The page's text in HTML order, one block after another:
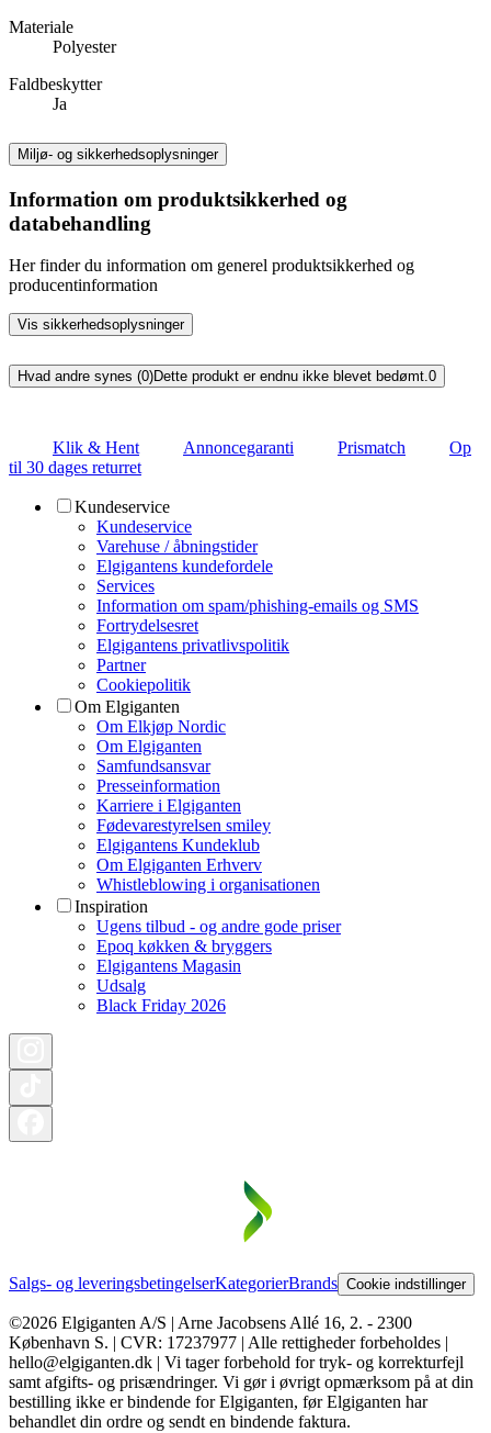
Materiale
Polyester
Faldbeskytter
Ja
Miljø- og sikkerhedsoplysninger
Information om produktsikkerhed og
databehandling
Her finder du information om generel produktsikkerhed og
producentinformation
Vis sikkerhedsoplysninger
Hvad andre synes (0)Dette produkt er endnu ikke blevet bedømt.0
Klik & Hent Annoncegaranti Prismatch
Op
til 30 dages returret
Kundeservice
Kundeservice
Varehuse / åbningstider
Elgigantens kundefordele
Services
Information om spam/phishing-emails og SMS
Fortrydelsesret
Elgigantens privatlivspolitik
Partner
Cookiepolitik
Om Elgiganten
Om Elkjøp Nordic
Om Elgiganten
Samfundsansvar
Presseinformation
Karriere i Elgiganten
Fødevarestyrelsen smiley
Elgigantens Kundeklub
Om Elgiganten Erhverv
Whistleblowing i organisationen
Inspiration
Ugens tilbud - og andre gode priser
Epoq køkken & bryggers
Elgigantens Magasin
Udsalg
Black Friday 2026
Salgs- og leveringsbetingelserKategorierBrands Cookie indstillinger
©2026 Elgiganten A/S | Arne Jacobsens Allé 16, 2. - 2300
København S. | CVR: 17237977 | Alle rettigheder forbeholdes |
hello@elgiganten.dk | Vi tager forbehold for tryk- og korrekturfejl
samt afgifts- og prisændringer. Vi gør i øvrigt opmærksom på at din
bestilling ikke er bindende for Elgiganten, før Elgiganten har
behandlet din ordre og sendt en bindende faktura.